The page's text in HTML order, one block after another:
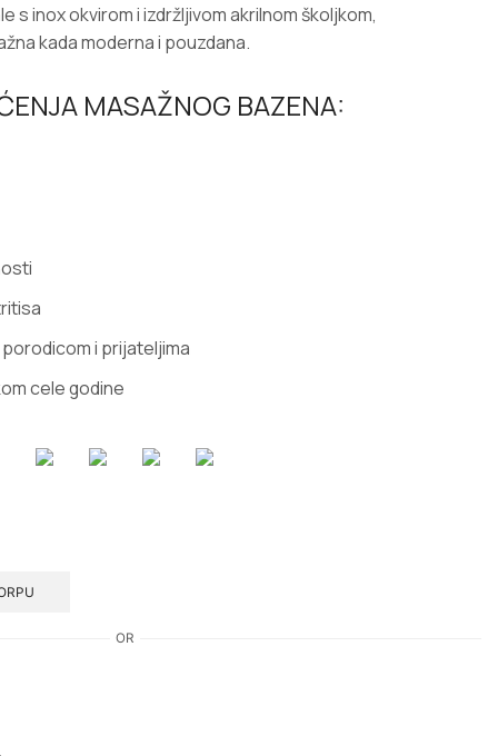
s inox okvirom i izdržljivom akrilnom školjkom,
kada moderna i pouzdana.
MASAŽNOG BAZENA:
i prijateljima
cele godine
OR